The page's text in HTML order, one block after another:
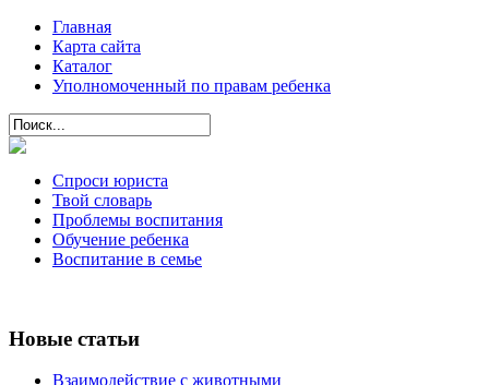
Главная
Карта сайта
Каталог
Уполномоченный по правам ребенка
Спроси юриста
Твой словарь
Проблемы воспитания
Обучение ребенка
Воспитание в семье
Новые статьи
Взаимодействие с животными